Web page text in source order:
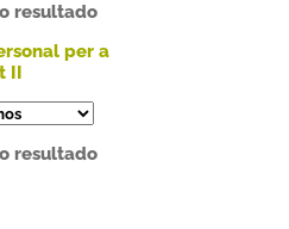
resultado
resultado